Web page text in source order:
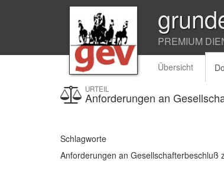
PREMIUM
Übersicht
URTEIL
Anforderungen an
Schlagworte
Anforderungen an Gesellschafterbeschluß